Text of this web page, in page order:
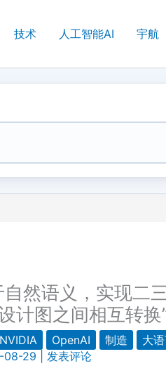
技术 人工智能AI 宇航
然语义，实现二
计图之间相互转换
NVIDIA OpenAI 制造 大
08-29 发表评论